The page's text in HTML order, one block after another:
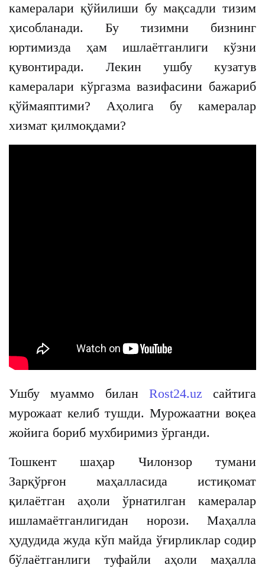
камералари қўйилиши бу мақсадли тизим
ҳисобланади. Бу тизимни бизнинг
юртимизда ҳам ишлаётганлиги кўзни
қувонтиради. Лекин ушбу кузатув
камералари кўргазма вазифасини бажариб
қўймаяптими? Аҳолига бу камералар
хизмат қилмоқдами?
Ушбу муаммо билан Rost24.uz сайтига
мурожаат келиб тушди. Мурожаатни воқеа
жойига бориб мухбиримиз ўрганди.
Тошкент шаҳар Чилонзор тумани
Зарқўрғон маҳалласида истиқомат
қилаётган аҳоли ўрнатилган камералар
ишламаётганлигидан норози. Маҳалла
ҳудудида жуда кўп майда ўғирликлар содир
бўлаётганлиги туфайли аҳоли маҳалла